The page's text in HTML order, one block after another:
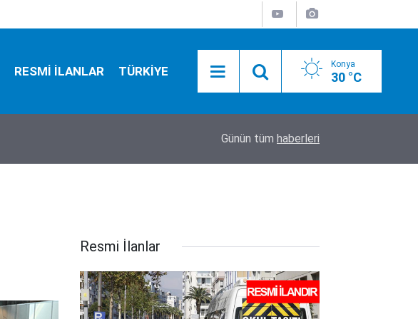
RESMİ İLANLAR TÜRKİYE Konya
30 °C
Altının kilogram fiyatı uçtu!
Günün tüm haberleri
Resmi İlanlar